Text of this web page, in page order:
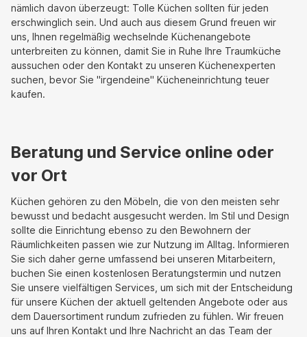
nämlich davon überzeugt: Tolle Küchen sollten für jeden
erschwinglich sein. Und auch aus diesem Grund freuen wir
uns, Ihnen regelmäßig wechselnde Küchenangebote
unterbreiten zu können, damit Sie in Ruhe Ihre Traumküche
aussuchen oder den Kontakt zu unseren Küchenexperten
suchen, bevor Sie "irgendeine" Kücheneinrichtung teuer
kaufen.
Beratung und Service online oder
vor Ort
Küchen gehören zu den Möbeln, die von den meisten sehr
bewusst und bedacht ausgesucht werden. Im Stil und Design
sollte die Einrichtung ebenso zu den Bewohnern der
Räumlichkeiten passen wie zur Nutzung im Alltag. Informieren
Sie sich daher gerne umfassend bei unseren Mitarbeitern,
buchen Sie einen kostenlosen Beratungstermin und nutzen
Sie unsere vielfältigen Services, um sich mit der Entscheidung
für unsere Küchen der aktuell geltenden Angebote oder aus
dem Dauersortiment rundum zufrieden zu fühlen. Wir freuen
uns auf Ihren Kontakt und Ihre Nachricht an das Team der